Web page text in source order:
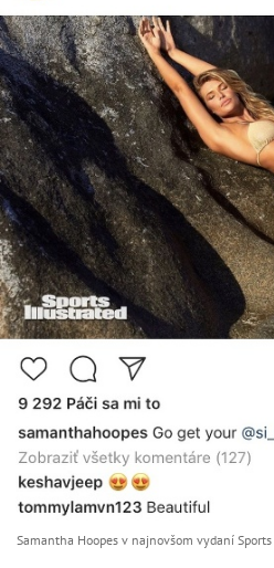
Samantha Hoopes v najnovšom vydaní